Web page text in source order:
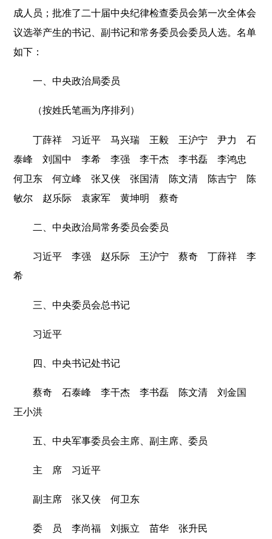
成人员；批准了二十届中央纪律检查委员会第一次全体会
议选举产生的书记、副书记和常务委员会委员人选。名单
如下：
一、中央政治局委员
（按姓氏笔画为序排列）
丁薛祥 习近平 马兴瑞 王毅 王沪宁 尹力 石
泰峰 刘国中 李希 李强 李干杰 李书磊 李鸿忠
何卫东 何立峰 张又侠 张国清 陈文清 陈吉宁 陈
敏尔 赵乐际 袁家军 黄坤明 蔡奇
二、中央政治局常务委员会委员
习近平 李强 赵乐际 王沪宁 蔡奇 丁薛祥 李
希
三、中央委员会总书记
习近平
四、中央书记处书记
蔡奇 石泰峰 李干杰 李书磊 陈文清 刘金国
王小洪
五、中央军事委员会主席、副主席、委员
主 席 习近平
副主席 张又侠 何卫东
委 员 李尚福 刘振立 苗华 张升民